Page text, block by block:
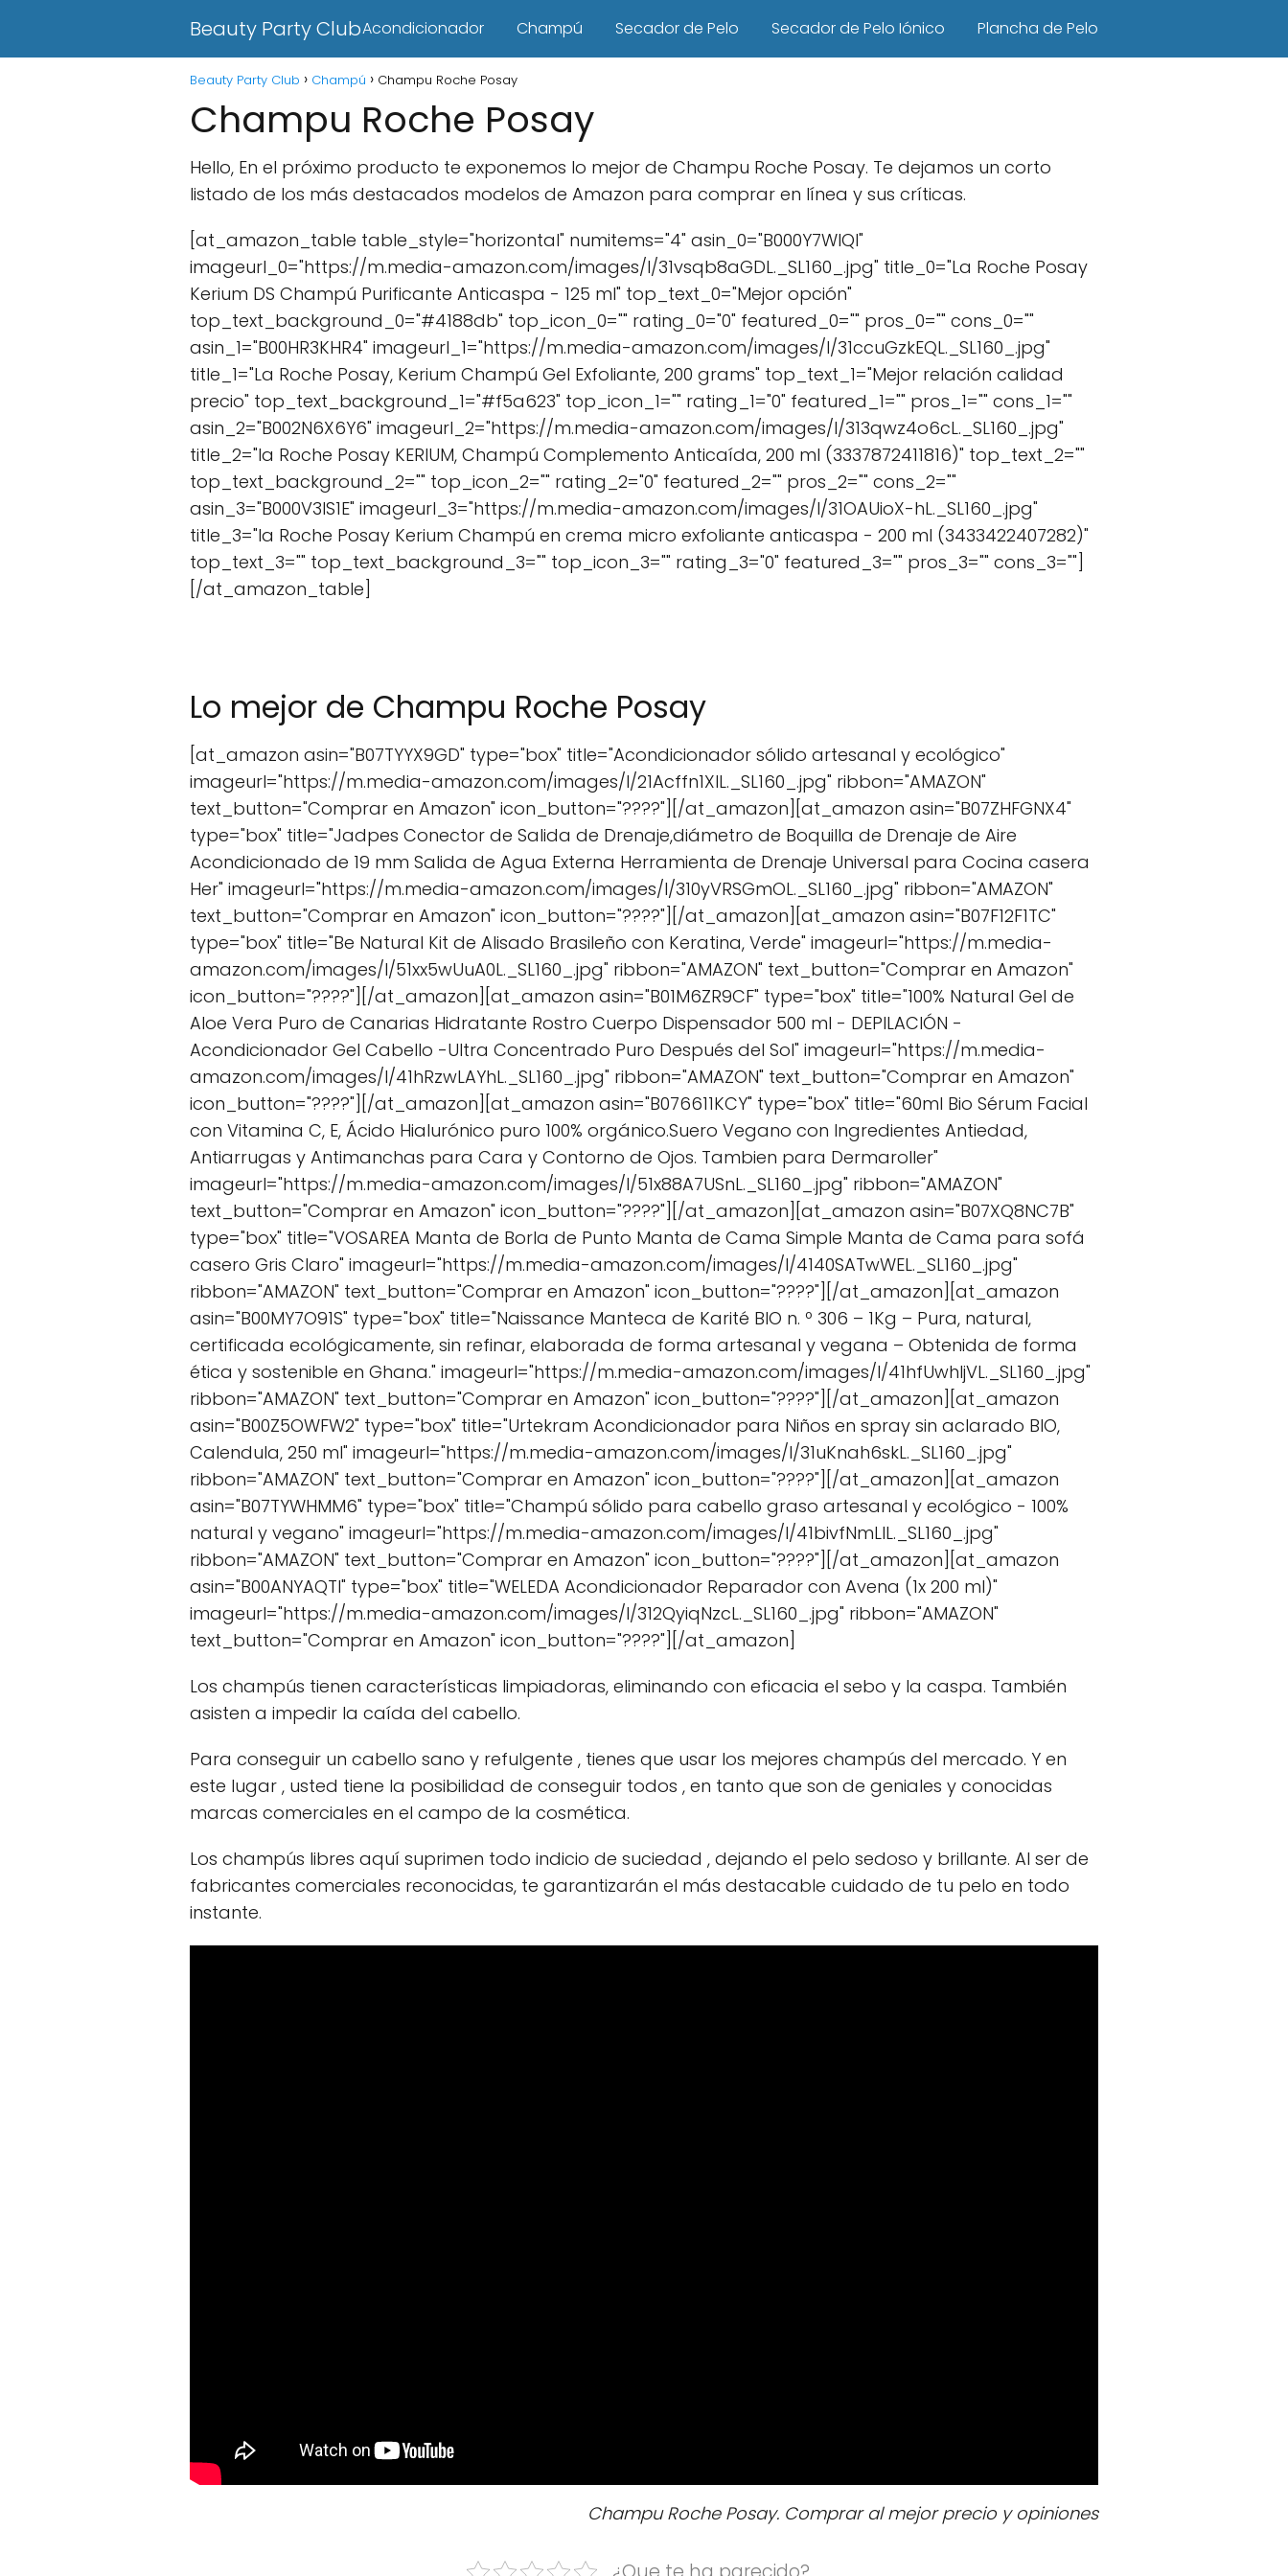
Beauty Party ClubAcondicionador Champú Secador de Pelo Secador de Pelo Iónico Plancha de Pelo
Beauty Party Club Champú Champu Roche Posay
Champu Roche Posay
Hello, En el próximo producto te exponemos lo mejor de Champu Roche Posay. Te dejamos un corto
listado de los más destacados modelos de Amazon para comprar en línea y sus críticas.
[at_amazon_table table_style="horizontal" numitems="4" asin_0="B000Y7WIQI"
imageurl_0="https://m.media-amazon.com/images/I/31vsqb8aGDL._SL160_.jpg" title_0="La Roche Posay
Kerium DS Champú Purificante Anticaspa - 125 ml" top_text_0="Mejor opción"
top_text_background_0="#4188db" top_icon_0="" rating_0="0" featured_0="" pros_0="" cons_0=""
asin_1="B00HR3KHR4" imageurl_1="https://m.media-amazon.com/images/I/31ccuGzkEQL._SL160_.jpg"
title_1="La Roche Posay, Kerium Champú Gel Exfoliante, 200 grams" top_text_1="Mejor relación calidad
precio" top_text_background_1="#f5a623" top_icon_1="" rating_1="0" featured_1="" pros_1="" cons_1=""
asin_2="B002N6X6Y6" imageurl_2="https://m.media-amazon.com/images/I/313qwz4o6cL._SL160_.jpg"
title_2="la Roche Posay KERIUM, Champú Complemento Anticaída, 200 ml (3337872411816)" top_text_2=""
top_text_background_2="" top_icon_2="" rating_2="0" featured_2="" pros_2="" cons_2=""
asin_3="B000V3IS1E" imageurl_3="https://m.media-amazon.com/images/I/31OAUioX-hL._SL160_.jpg"
title_3="la Roche Posay Kerium Champú en crema micro exfoliante anticaspa - 200 ml (3433422407282)"
top_text_3="" top_text_background_3="" top_icon_3="" rating_3="0" featured_3="" pros_3="" cons_3=""]
[/at_amazon_table]
Lo mejor de Champu Roche Posay
[at_amazon asin="B07TYYX9GD" type="box" title="Acondicionador sólido artesanal y ecológico"
imageurl="https://m.media-amazon.com/images/I/21Acffn1XlL._SL160_.jpg" ribbon="AMAZON"
text_button="Comprar en Amazon" icon_button="????"][/at_amazon][at_amazon asin="B07ZHFGNX4"
type="box" title="Jadpes Conector de Salida de Drenaje,diámetro de Boquilla de Drenaje de Aire
Acondicionado de 19 mm Salida de Agua Externa Herramienta de Drenaje Universal para Cocina casera
Her" imageurl="https://m.media-amazon.com/images/I/310yVRSGmOL._SL160_.jpg" ribbon="AMAZON"
text_button="Comprar en Amazon" icon_button="????"][/at_amazon][at_amazon asin="B07F12F1TC"
type="box" title="Be Natural Kit de Alisado Brasileño con Keratina, Verde" imageurl="https://m.media-
amazon.com/images/I/51xx5wUuA0L._SL160_.jpg" ribbon="AMAZON" text_button="Comprar en Amazon"
icon_button="????"][/at_amazon][at_amazon asin="B01M6ZR9CF" type="box" title="100% Natural Gel de
Aloe Vera Puro de Canarias Hidratante Rostro Cuerpo Dispensador 500 ml - DEPILACIÓN -
Acondicionador Gel Cabello -Ultra Concentrado Puro Después del Sol" imageurl="https://m.media-
amazon.com/images/I/41hRzwLAYhL._SL160_.jpg" ribbon="AMAZON" text_button="Comprar en Amazon"
icon_button="????"][/at_amazon][at_amazon asin="B076611KCY" type="box" title="60ml Bio Sérum Facial
con Vitamina C, E, Ácido Hialurónico puro 100% orgánico.Suero Vegano con Ingredientes Antiedad,
Antiarrugas y Antimanchas para Cara y Contorno de Ojos. Tambien para Dermaroller"
imageurl="https://m.media-amazon.com/images/I/51x88A7USnL._SL160_.jpg" ribbon="AMAZON"
text_button="Comprar en Amazon" icon_button="????"][/at_amazon][at_amazon asin="B07XQ8NC7B"
type="box" title="VOSAREA Manta de Borla de Punto Manta de Cama Simple Manta de Cama para sofá
casero Gris Claro" imageurl="https://m.media-amazon.com/images/I/4140SATwWEL._SL160_.jpg"
ribbon="AMAZON" text_button="Comprar en Amazon" icon_button="????"][/at_amazon][at_amazon
asin="B00MY7O91S" type="box" title="Naissance Manteca de Karité BIO n. º 306 – 1Kg – Pura, natural,
certificada ecológicamente, sin refinar, elaborada de forma artesanal y vegana – Obtenida de forma
ética y sostenible en Ghana." imageurl="https://m.media-amazon.com/images/I/41hfUwhljVL._SL160_.jpg"
ribbon="AMAZON" text_button="Comprar en Amazon" icon_button="????"][/at_amazon][at_amazon
asin="B00Z5OWFW2" type="box" title="Urtekram Acondicionador para Niños en spray sin aclarado BIO,
Calendula, 250 ml" imageurl="https://m.media-amazon.com/images/I/31uKnah6skL._SL160_.jpg"
ribbon="AMAZON" text_button="Comprar en Amazon" icon_button="????"][/at_amazon][at_amazon
asin="B07TYWHMM6" type="box" title="Champú sólido para cabello graso artesanal y ecológico - 100%
natural y vegano" imageurl="https://m.media-amazon.com/images/I/41bivfNmLIL._SL160_.jpg"
ribbon="AMAZON" text_button="Comprar en Amazon" icon_button="????"][/at_amazon][at_amazon
asin="B00ANYAQTI" type="box" title="WELEDA Acondicionador Reparador con Avena (1x 200 ml)"
imageurl="https://m.media-amazon.com/images/I/312QyiqNzcL._SL160_.jpg" ribbon="AMAZON"
text_button="Comprar en Amazon" icon_button="????"][/at_amazon]
Los champús tienen características limpiadoras, eliminando con eficacia el sebo y la caspa. También
asisten a impedir la caída del cabello.
Para conseguir un cabello sano y refulgente , tienes que usar los mejores champús del mercado. Y en
este lugar , usted tiene la posibilidad de conseguir todos , en tanto que son de geniales y conocidas
marcas comerciales en el campo de la cosmética.
Los champús libres aquí suprimen todo indicio de suciedad , dejando el pelo sedoso y brillante. Al ser de
fabricantes comerciales reconocidas, te garantizarán el más destacable cuidado de tu pelo en todo
instante.
Champu Roche Posay. Comprar al mejor precio y opiniones